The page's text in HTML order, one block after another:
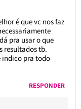
é que vc nos faz
pra usar o que
resultados tb.
indico pra todo
RESPONDER